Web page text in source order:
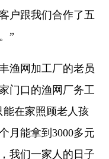
户跟我们合作了五
”
网加工厂的老员
门口的渔网厂务工
能在家照顾老人孩
月能拿到3000多元
我们一家人的日子